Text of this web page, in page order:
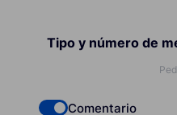
Tipo y número de
Comentario